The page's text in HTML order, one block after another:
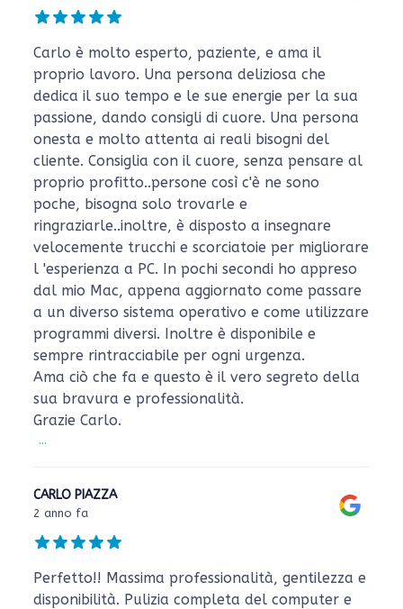
Carlo è molto esperto, paziente, e ama il
proprio lavoro. Una persona deliziosa che
dedica il suo tempo e le sue energie per la sua
passione, dando consigli di cuore. Una persona
onesta e molto attenta ai reali bisogni del
cliente. Consiglia con il cuore, senza pensare al
proprio profitto..persone così c'è ne sono
poche, bisogna solo trovarle e
ringraziarle..inoltre, è disposto a insegnare
velocemente trucchi e scorciatoie per migliorare
l 'esperienza a PC. In pochi secondi ho appreso
dal mio Mac, appena aggiornato come passare
a un diverso sistema operativo e come utilizzare
programmi diversi. Inoltre è disponibile e
sempre rintracciabile per ogni urgenza.
Ama ciò che fa e questo è il vero segreto della
sua bravura e professionalità.
Grazie Carlo.
...
CARLO PIAZZA
2 anno fa
Perfetto!! Massima professionalità, gentilezza e
disponibilità. Pulizia completa del computer e